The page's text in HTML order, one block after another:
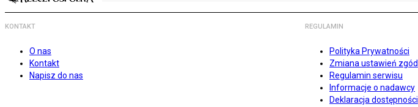
KONTAKT
O nas
Kontakt
Napisz do nas
REGULAMIN
Polityka Prywatności
Zmiana ustawień zgód
Regulamin serwisu
Informacje o nadawcy
Deklaracja dostępności